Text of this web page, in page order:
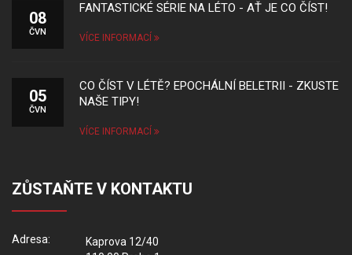
08
ČVN
FANTASTICKÉ SÉRIE NA LÉTO - AŤ JE CO ČÍST!
VÍCE INFORMACÍ
05
ČVN
CO ČÍST V LÉTĚ? EPOCHÁLNÍ BELETRII - ZKUSTE
NAŠE TIPY!
VÍCE INFORMACÍ
ZŮSTAŇTE V KONTAKTU
Adresa:
Kaprova 12/40